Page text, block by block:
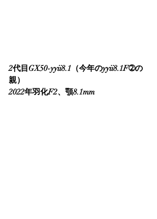
2代目GX50-yyii8.1（今年のyyii8.1F➁の
親）
2022年羽化F2、顎8.1mm